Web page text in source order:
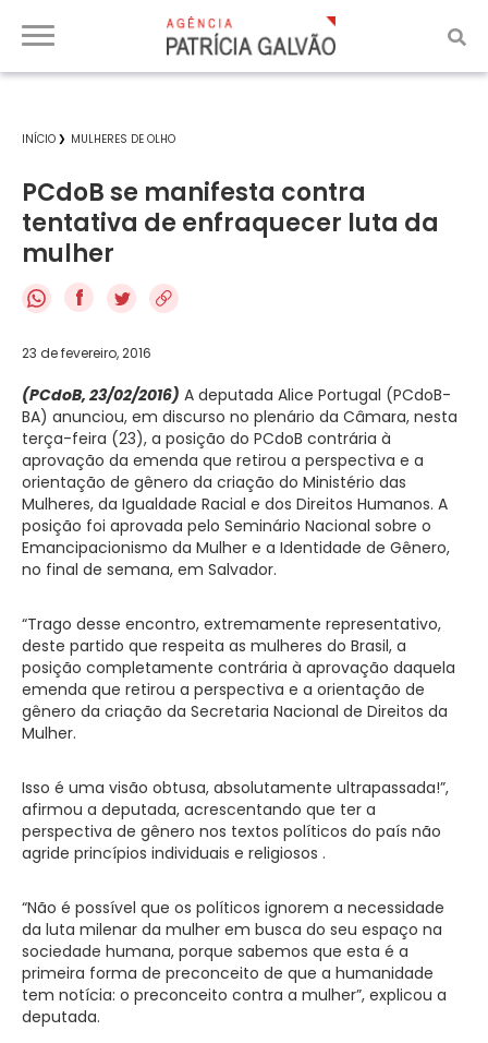
INÍCIO MULHERES DE OLHO
PCdoB se manifesta contra
tentativa de enfraquecer luta da
mulher
f
23 de fevereiro, 2016
(PCdoB, 23/02/2016) A deputada Alice Portugal (PCdoB-
BA) anunciou, em discurso no plenário da Câmara, nesta
terça-feira (23), a posição do PCdoB contrária à
aprovação da emenda que retirou a perspectiva e a
orientação de gênero da criação do Ministério das
Mulheres, da Igualdade Racial e dos Direitos Humanos. A
posição foi aprovada pelo Seminário Nacional sobre o
Emancipacionismo da Mulher e a Identidade de Gênero,
no final de semana, em Salvador.
“Trago desse encontro, extremamente representativo,
deste partido que respeita as mulheres do Brasil, a
posição completamente contrária à aprovação daquela
emenda que retirou a perspectiva e a orientação de
gênero da criação da Secretaria Nacional de Direitos da
Mulher.
Isso é uma visão obtusa, absolutamente ultrapassada!”,
afirmou a deputada, acrescentando que ter a
perspectiva de gênero nos textos políticos do país não
agride princípios individuais e religiosos .
“Não é possível que os políticos ignorem a necessidade
da luta milenar da mulher em busca do seu espaço na
sociedade humana, porque sabemos que esta é a
primeira forma de preconceito de que a humanidade
tem notícia: o preconceito contra a mulher”, explicou a
deputada.